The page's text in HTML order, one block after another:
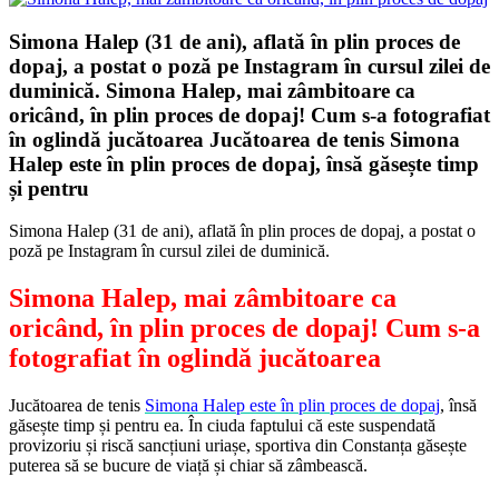
Simona Halep (31 de ani), aflată în plin proces de
dopaj, a postat o poză pe Instagram în cursul zilei de
duminică. Simona Halep, mai zâmbitoare ca
oricând, în plin proces de dopaj! Cum s-a fotografiat
în oglindă jucătoarea Jucătoarea de tenis Simona
Halep este în plin proces de dopaj, însă găsește timp
și pentru
Simona Halep (31 de ani), aflată în plin proces de dopaj, a postat o
poză pe Instagram în cursul zilei de duminică.
Simona Halep, mai zâmbitoare ca
oricând, în plin proces de dopaj! Cum s-a
fotografiat în oglindă jucătoarea
Jucătoarea de tenis Simona Halep este în plin proces de dopaj, însă
găsește timp și pentru ea. În ciuda faptului că este suspendată
provizoriu și riscă sancțiuni uriașe, sportiva din Constanța găsește
puterea să se bucure de viață și chiar să zâmbească.